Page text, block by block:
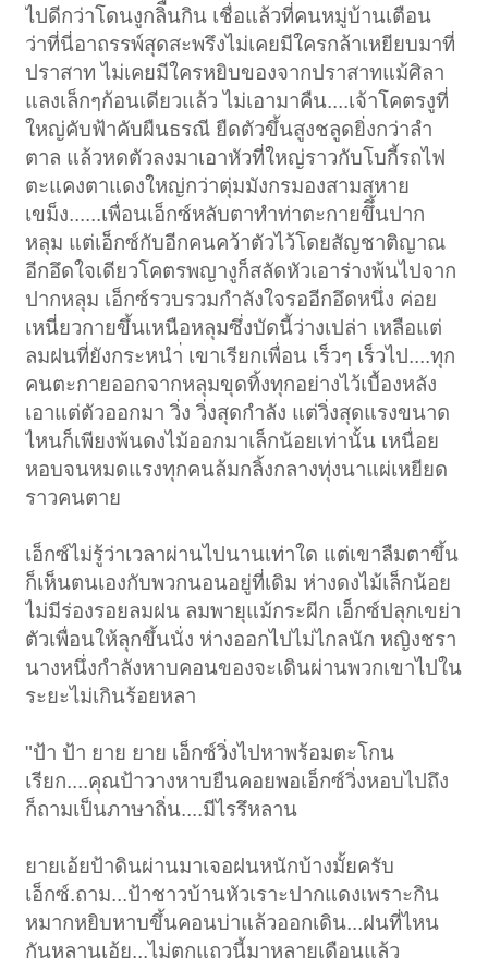
ไปดีกว่าโดนงูกลิืนกิน เชื่อแล้วที่คนหมู่บ้านเตือน
ว่าที่นี่อาถรรพ์สุดสะพรึงไม่เคยมีใครกล้าเหยียบมาที่
ปราสาท ไม่เคยมีใครหยิบของจากปราสาทแม้ศิลา
แลงเล็กๆก้อนเดียวแล้ว ไม่เอามาคืน....เจ้าโคตรงูที่
ใหญ่คับฟ้าคับผืนธรณี ยืดตัวขึ้นสูงชลูดยิ่งกว่าลำ
ตาล แล้วหดตัวลงมาเอาหัวที่ใหญ่ราวกับโบกี้รถไฟ
ตะแคงตาแดงใหญ่กว่าตุ่มมังกรมองสามสหาย
เขม็ง......เพื่อนเอ็กซ์หลับตาทำท่าตะกายขึึ้นปาก
หลุม แต่เอ็กซ์กับอีกคนคว้าตัวไว้โดยสัญชาติญาณ
อีกอึดใจเดียวโคตรพญางูก็สลัดหัวเอาร่างพ้นไปจาก
ปากหลุม เอ็กซ์รวบรวมกำลังใจรออีกอึดหนึ่ง ค่อย
เหนี่ยวกายขึ้นเหนือหลุมซึ่งบัดนี้ว่างเปล่า เหลือแต่
ลมฝนที่ยังกระหนำ่ เขาเรียกเพื่อน เร็วๆ เร็วไป....ทุก
คนตะกายออกจากหลุมขุดทิ้งทุกอย่างไว้เบื้องหลัง
เอาแต่ตัวออกมา วิ่ง วิ่งสุดกำลัง แต่วิ่งสุดแรงขนาด
ไหนก็เพียงพ้นดงไม้ออกมาเล็กน้อยเท่านั้น เหนื่อย
หอบจนหมดแรงทุกคนล้มกลิ้งกลางทุ่งนาแผ่เหยียด
ราวคนตาย
เอ็กซ์ไม่รู้ว่าเวลาผ่านไปนานเท่าใด แต่เขาลืมตาขึ้น
ก็เห็นตนเองกับพวกนอนอยู่ที่เดิม ห่างดงไม้เล็กน้อย
ไม่มีร่องรอยลมฝน ลมพายุแม้กระผีก เอ็กซ์ปลุกเขย่า
ตัวเพื่อนให้ลุกขึ้นนั่ง ห่างออกไปไม่ไกลนัก หญิงชรา
นางหนึ่งกำลังหาบคอนของจะเดินผ่านพวกเขาไปใน
ระยะไม่เกินร้อยหลา
"ป้า ป้า ยาย ยาย เอ็กซ์วิ่งไปหาพร้อมตะโกน
เรียก....คุณป้าวางหาบยืนคอยพอเอ็กซ์วิ่งหอบไปถึง
ก็ถามเป็นภาษาถิ่น....มีไรรึหลาน
ยายเอ้ยป้าดินผ่านมาเจอฝนหนักบ้างมั้ยครับ
เอ็กซ์.ถาม...ป้าชาวบ้านหัวเราะปากแดงเพราะกิน
หมากหยิบหาบขึ้นคอนบ่าแล้วออกเดิน...ฝนที่ไหน
กันหลานเอ้ย...ไม่ตกแถวนี้มาหลายเดือนแล้ว